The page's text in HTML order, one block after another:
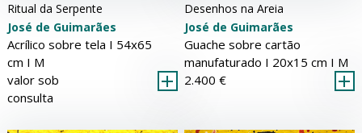
Ritual da Serpente
José de Guimarães
Acrílico sobre tela Ι 54x65
cm Ι M
valor sob
consulta
Desenhos na Areia
José de Guimarães
Guache sobre cartão
manufaturado Ι 20x15 cm Ι M
2.400 €